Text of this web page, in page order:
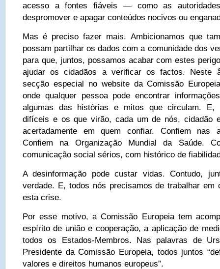
acesso a fontes fiáveis — como as
despromover e apagar conteúdos nocivos ou
Mas é preciso fazer mais. Ambicionamos que
possam partilhar os dados com a comunidade dos
para que, juntos, possamos acabar com estes
ajudar os cidadãos a verificar os factos. Neste
secção especial no website da Comissão
onde qualquer pessoa pode encontrar
algumas das histórias e mitos que circulam. E,
difíceis e os que virão, cada um de nós, cidadão
acertadamente em quem confiar. Confiem nas
Confiem na Organização Mundial da Saúde.
comunicação social sérios, com histórico de
A desinformação pode custar vidas. Contudo,
verdade. E, todos nós precisamos de trabalhar em
esta crise.
Por esse motivo, a Comissão Europeia tem
espírito de união e cooperação, a aplicação de
todos os Estados-Membros. Nas palavras de
Presidente da Comissão Europeia, todos juntos
valores e direitos humanos europeus”.